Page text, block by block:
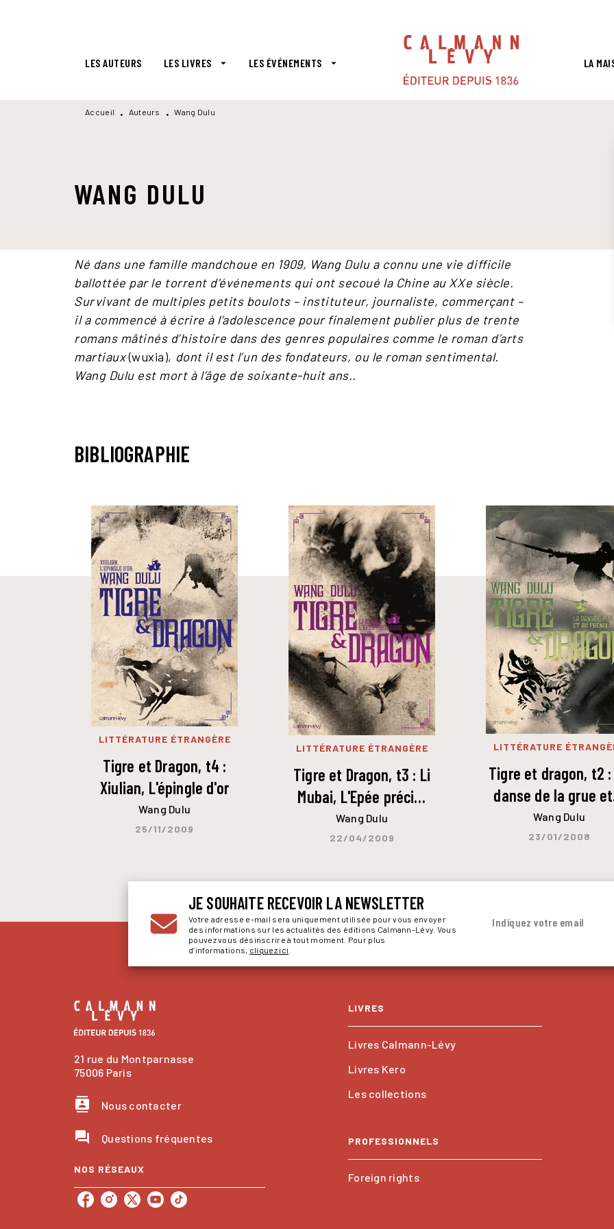
LES AUTEURS LES LIVRES arrow_drop_down LES ÉVÉNEMENTS arrow_drop_down LA
Accueil • Auteurs • Wang Dulu
WANG DULU
Né dans une famille mandchoue en 1909, Wang Dulu a connu une vie difficile
ballottée par le torrent d’événements qui ont secoué la Chine au XXe siècle.
Survivant de multiples petits boulots – instituteur, journaliste, commerçant –
il a commencé à écrire à l’adolescence pour finalement publier plus de trente
romans mâtinés d’histoire dans des genres populaires comme le roman d’arts
martiaux(wuxia), dont il est l’un des fondateurs, ou le roman sentimental.
Wang Dulu est mort à l’âge de soixante-huit ans..
BIBLIOGRAPHIE
LITTÉRATURE ÉTRANGÈRE
Tigre et Dragon, t4 :
Xiulian, L'épingle d'or
Wang Dulu
25/11/2009
LITTÉRATURE ÉTRANGÈRE
Tigre et Dragon, t3 : Li
Mubai, L'Epée préci…
Wang Dulu
22/04/2009
LITTÉRATURE
Tigre et dragon, t2
danse de la grue
Wang Dulu
23/01/2008
JE SOUHAITE RECEVOIR LA NEWSLETTER
Votre adresse e-mail sera uniquement utilisée pour vous envoyer
des informations sur les actualités des éditions Calmann-Lévy. Vous
pouvez vous désinscrire à tout moment. Pour plus
d’informations, cliquez ici
Indiquez votre email
21 rue du Montparnasse
75006 Paris
contacts Nous contacter
question_answer Questions fréquentes
NOS RÉSEAUX
LIVRES
Livres Calmann-Lévy
Livres Kero
Les collections
PROFESSIONNELS
Foreign rights